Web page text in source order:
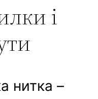
і
нитка –